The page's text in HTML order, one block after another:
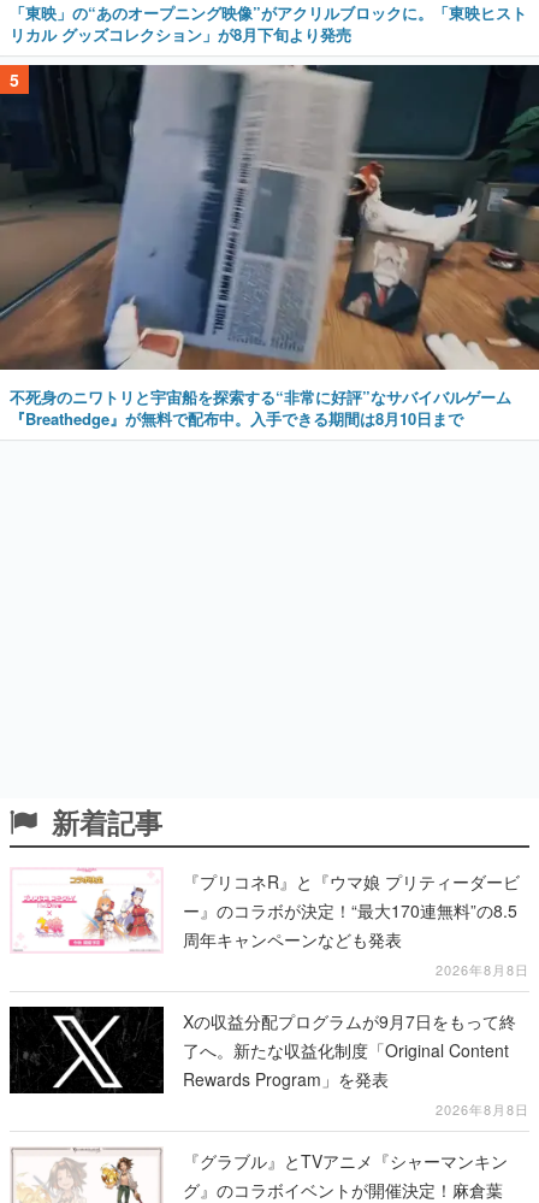
「東映」の“あのオープニング映像”がアクリルブロックに。「東映ヒスト
リカル グッズコレクション」が8月下旬より発売
5
不死身のニワトリと宇宙船を探索する“非常に好評”なサバイバルゲーム
『Breathedge』が無料で配布中。入手できる期間は8月10日まで
新着記事
『プリコネR』と『ウマ娘 プリティーダービ
ー』のコラボが決定！“最大170連無料”の8.5
周年キャンペーンなども発表
2026年8月8日
Xの収益分配プログラムが9月7日をもって終
了へ。新たな収益化制度「Original Content
Rewards Program」を発表
2026年8月8日
『グラブル』とTVアニメ『シャーマンキン
グ』のコラボイベントが開催決定！麻倉葉